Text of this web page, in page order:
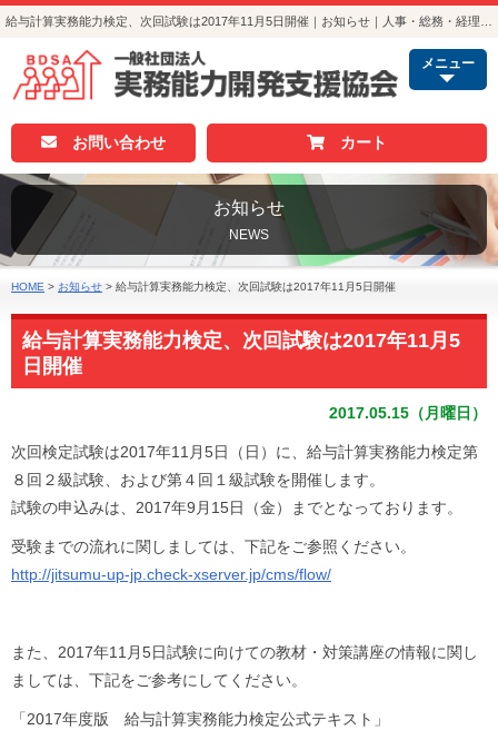
メニュー
お問い合わせ カート
お知らせ
NEWS
HOME > お知らせ > 給与計算実務能力検定、次回試験は2017年11月5日開催
給与計算実務能力検定、次回試験は2017年11月5
日開催
2017.05.15（月曜日）
次回検定試験は2017年11月5日（日）に、給与計算実務能力検定第
８回２級試験、および第４回１級試験を開催します。
試験の申込みは、2017年9月15日（金）までとなっております。
受験までの流れに関しましては、下記をご参照ください。
http://jitsumu-up-jp.check-xserver.jp/cms/flow/
また、2017年11月5日試験に向けての教材・対策講座の情報に関し
ましては、下記をご参考にしてください。
「2017年度版 給与計算実務能力検定公式テキスト」